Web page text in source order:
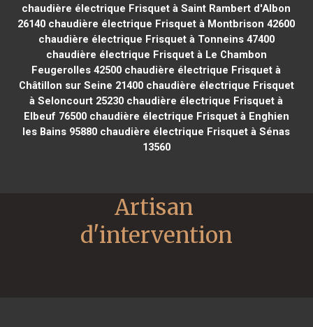
chaudière électrique Frisquet à Saint Rambert d'Albon
26140 chaudière électrique Frisquet à Montbrison 42600
chaudière électrique Frisquet à Tonneins 47400
chaudière électrique Frisquet à Le Chambon
Feugerolles 42500 chaudière électrique Frisquet à
Châtillon sur Seine 21400chaudière électrique Frisquet
à Seloncourt 25230 chaudière électrique Frisquet à
Elbeuf 76500chaudière électrique Frisquet à Enghien
les Bains 95880 chaudière électrique Frisquet à Sénas
13560
Artisan
d'intervention